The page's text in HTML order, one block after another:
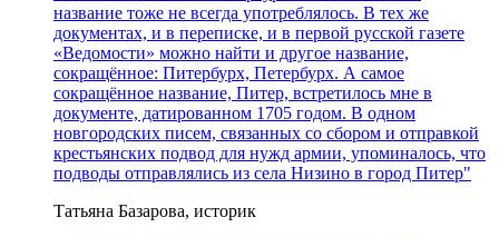
название тоже не всегда употреблялось. В тех же
документах, и в переписке, и в первой русской газете
«Ведомости» можно найти и другое название,
сокращённое: Питербурх, Петербурх. А самое
сокращённое название, Питер, встретилось мне в
документе, датированном 1705 годом. В одном
новгородских писем, связанных со сбором и отправкой
крестьянских подвод для нужд армии, упоминалось, что
подводы отправлялись из села Низино в город Питер"
Татьяна Базарова, историк